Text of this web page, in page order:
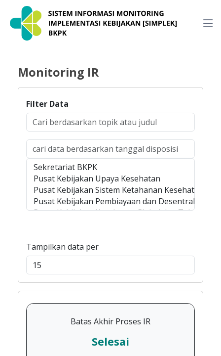
Monitoring IR
Filter Data
Tampilkan data per
Batas Akhir Proses IR
Selesai